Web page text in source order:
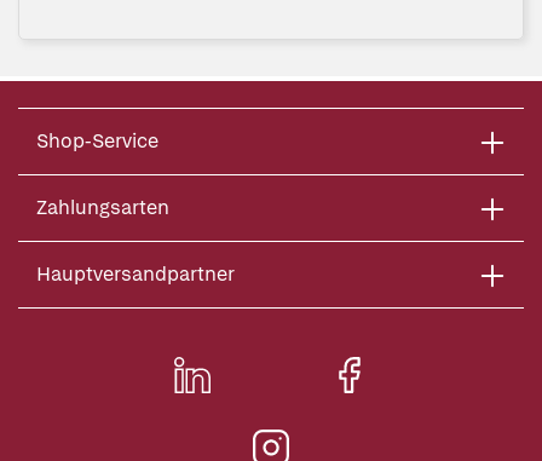
Shop-Service
Zahlungsarten
Hauptversandpartner